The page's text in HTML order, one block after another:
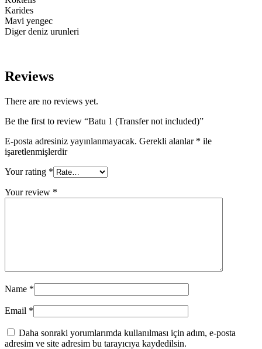
Karides
Mavi yengec
Diger deniz urunleri
Reviews
There are no reviews yet.
Be the first to review “Batu 1 (Transfer not included)”
E-posta adresiniz yayınlanmayacak. Gerekli alanlar * ile
işaretlenmişlerdir
Your rating *
Your review *
Name *
Email *
Daha sonraki yorumlarımda kullanılması için adım, e-posta
adresim ve site adresim bu tarayıcıya kaydedilsin.